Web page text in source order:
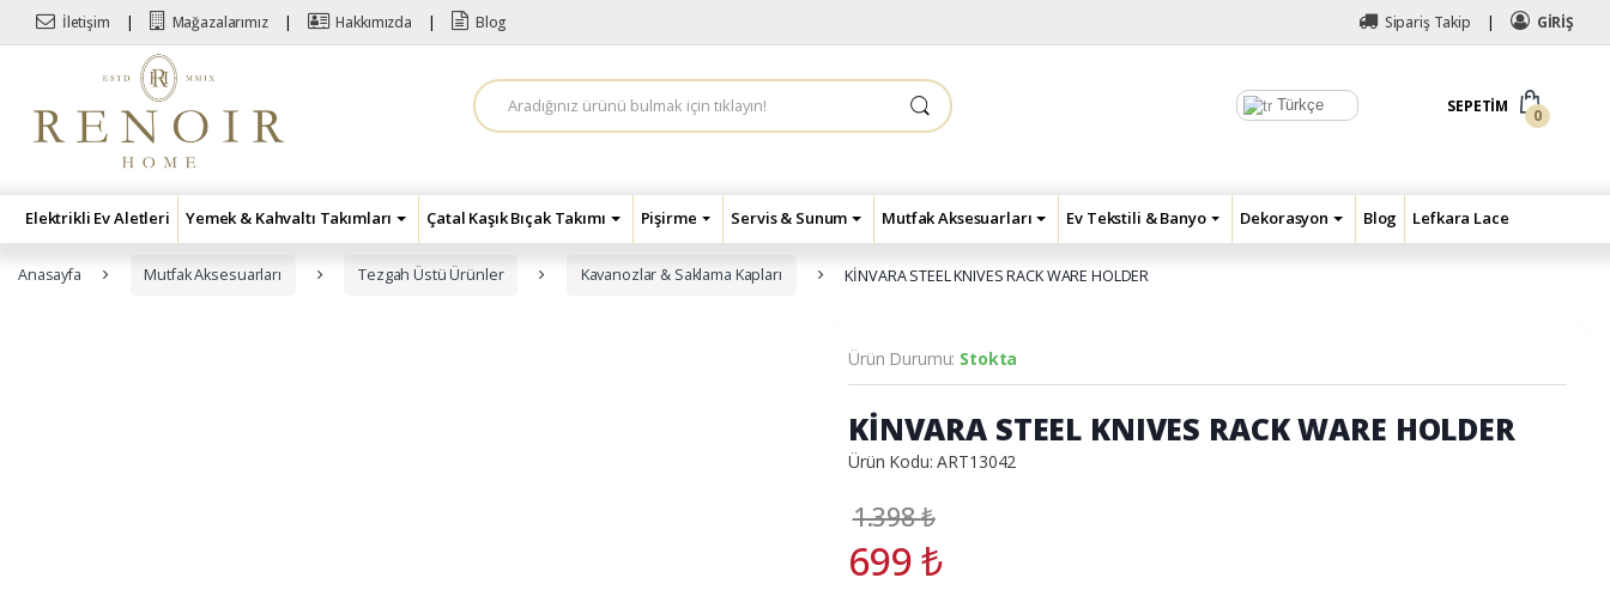
Skip to navigation
Skip to content
İletişim Mağazalarımız Hakkımızda Blog Sipariş Takip GİRİŞ
Türkçe
A
r
a
SEPETIM
0
Elektrikli Ev Aletleri Yemek & Kahvaltı Takımları Çatal Kaşık Bıçak Takımı Pişirme Servis & Sunum Mutfak Aksesuarları Ev Tekstili & Banyo Dekorasyon Blog Lefkara Lace
Anasayfa Mutfak Aksesuarları Tezgah Üstü Ürünler Kavanozlar & Saklama Kapları KİNVARA STEEL KNIVES RACK WARE HOLDER
Ürün Durumu: Stokta
KİNVARA STEEL KNIVES RACK WARE HOLDER
Ürün Kodu: ART13042
1.398₺
699₺